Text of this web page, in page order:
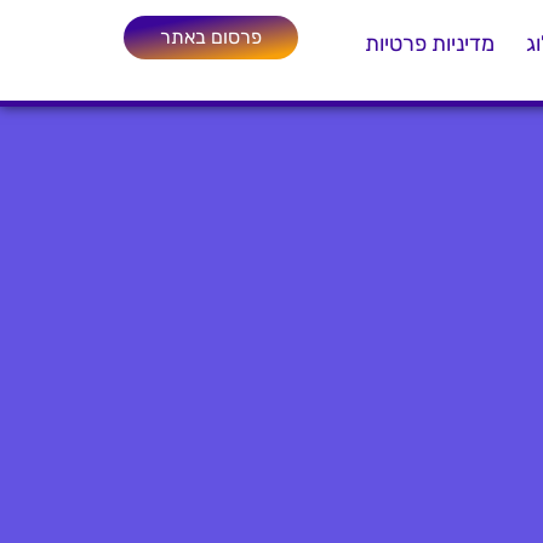
מדיניות פרטיות פרסום באתר